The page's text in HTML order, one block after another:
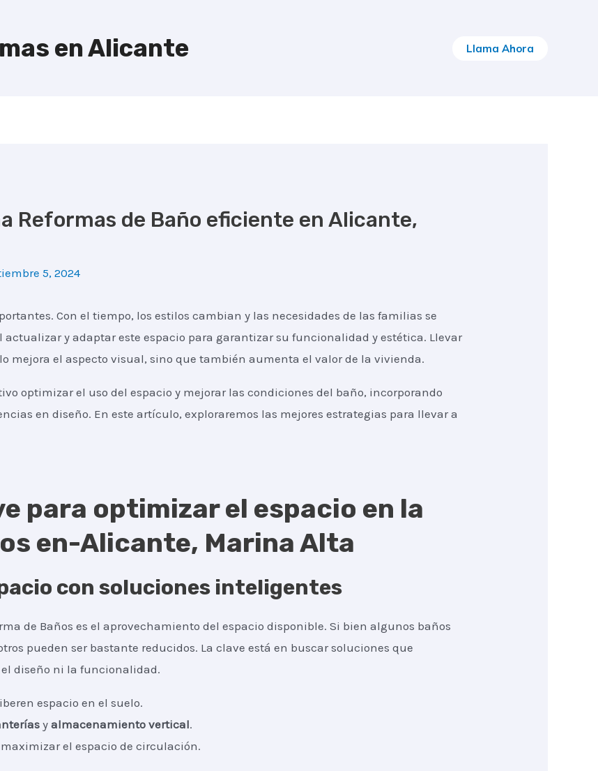
en Alicante Llama Ahora
Reformas de Baño eficiente en Alicante,
5, 2024
Con el tiempo, los estilos cambian y las necesidades de las familias se
y adaptar este espacio para garantizar su funcionalidad y estética. Llevar
mejora el aspecto visual, sino que también aumenta el valor de la vivienda.
optimizar el uso del espacio y mejorar las condiciones del baño, incorporando
en diseño. En este artículo, exploraremos las mejores estrategias para llevar a
para optimizar el espacio en la
en-Alicante, Marina Alta
con soluciones inteligentes
de Baños es el aprovechamiento del espacio disponible. Si bien algunos baños
pueden ser bastante reducidos. La clave está en buscar soluciones que
diseño ni la funcionalidad.
espacio en el suelo.
yalmacenamiento vertical.
el espacio de circulación.